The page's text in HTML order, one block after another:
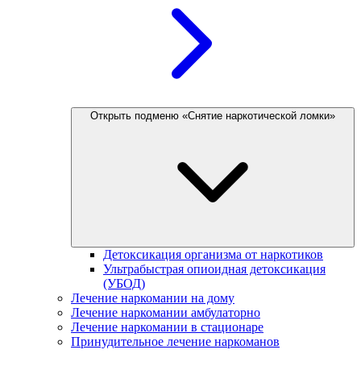
Открыть подменю «Снятие наркотической ломки»
Детоксикация организма от наркотиков
Ультрабыстрая опиоидная детоксикация
(УБОД)
Лечение наркомании на дому
Лечение наркомании амбулаторно
Лечение наркомании в стационаре
Принудительное лечение наркоманов